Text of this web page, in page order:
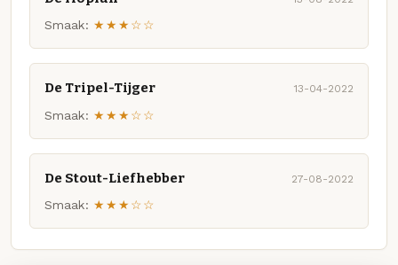
Smaak: ★★★☆☆
De Tripel-Tijger 13-04-2022
Smaak: ★★★☆☆
De Stout-Liefhebber 27-08-2022
Smaak: ★★★☆☆